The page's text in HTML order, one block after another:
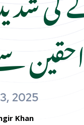
2025
Khan